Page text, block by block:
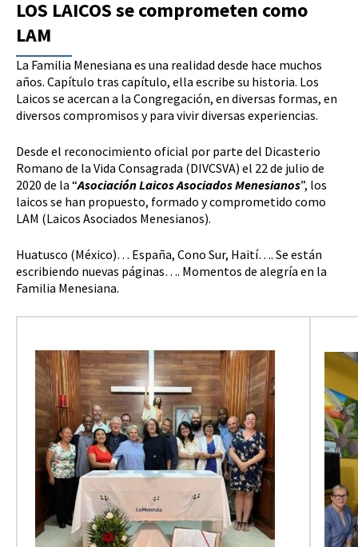
LOS LAICOS se comprometen como
LAM
La Familia Menesiana es una realidad desde hace muchos
años. Capítulo tras capítulo, ella escribe su historia. Los
Laicos se acercan a la Congregación, en diversas formas, en
diversos compromisos y para vivir diversas experiencias.
Desde el reconocimiento oficial por parte del Dicasterio
Romano de la Vida Consagrada (DIVCSVA) el 22 de julio de
2020 de la “Asociación Laicos Asociados Menesianos”, los
laicos se han propuesto, formado y comprometido como
LAM (Laicos Asociados Menesianos).
Huatusco (México)… España, Cono Sur, Haití…. Se están
escribiendo nuevas páginas…. Momentos de alegría en la
Familia Menesiana.